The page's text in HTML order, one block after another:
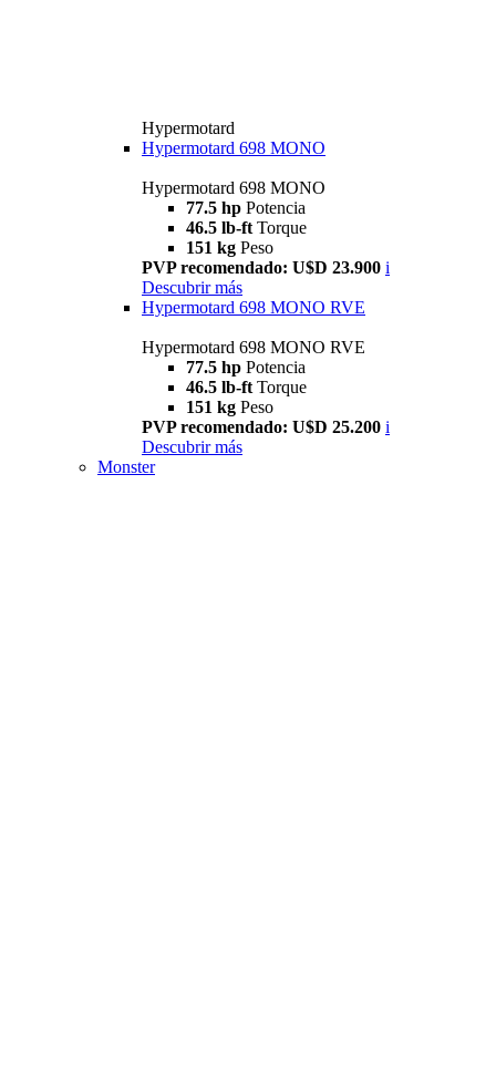
Hypermotard
Hypermotard 698 MONO
Hypermotard 698 MONO
77.5 hp Potencia
46.5 lb-ft Torque
151 kg Peso
PVP recomendado: U$D 23.900 i
Descubrir más
Hypermotard 698 MONO RVE
Hypermotard 698 MONO RVE
77.5 hp Potencia
46.5 lb-ft Torque
151 kg Peso
PVP recomendado: U$D 25.200 i
Descubrir más
Monster